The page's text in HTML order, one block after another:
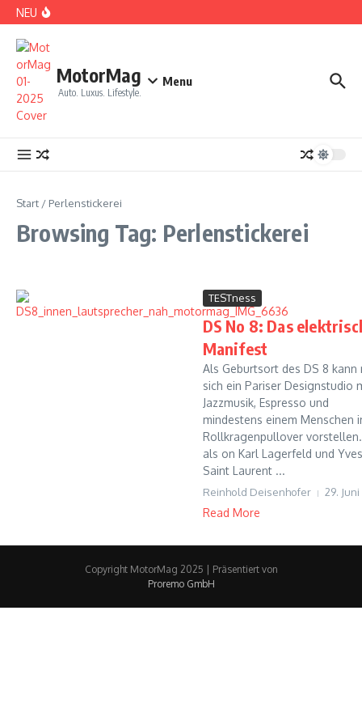
Zum Inhalt springen
NEU
CDE 2026: High Class Event in München
MotorMag
Auto. Luxus. Lifestyle.
Menu
Start / Perlenstickerei
Browsing Tag: Perlenstickerei
TESTness
DS No 8: Das
Manifest
Als Geburtsort des DS 8 kann
sich ein Pariser Designstudio
Jazzmusik, Espresso und
mindestens einem Menschen
Rollkragenpullover
als on Karl Lagerfeld und Yves
Saint Laurent ...
Reinhold Deisenhofer 29.
Read More
Copyright MotorMag 2025 | Präsentiert von
Proremo GmbH